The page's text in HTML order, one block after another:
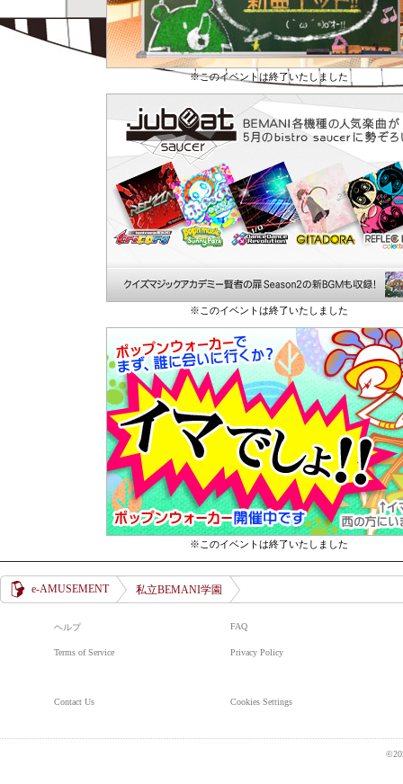
※このイベントは終了いたしました
※このイベントは終了いたしました
※このイベントは終了いたしました
e-AMUSEMENT 私立BEMANI学園
ヘルプ FAQ
Terms of Service Privacy Policy
Contact Us Cookies Settings